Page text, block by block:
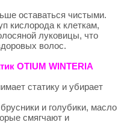
оставаться чистыми.
кислорода к клеткам,
луковицы, что
волос.
OTIUM WINTERIA
статику и убирает
и голубики, масло
смягчают и